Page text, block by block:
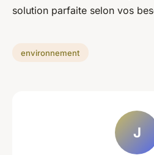
solution parfaite selon vos
environnement
J